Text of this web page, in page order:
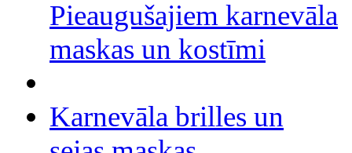
Pieaugušajiem karnevāla
maskas un kostīmi
Karnevāla brilles un